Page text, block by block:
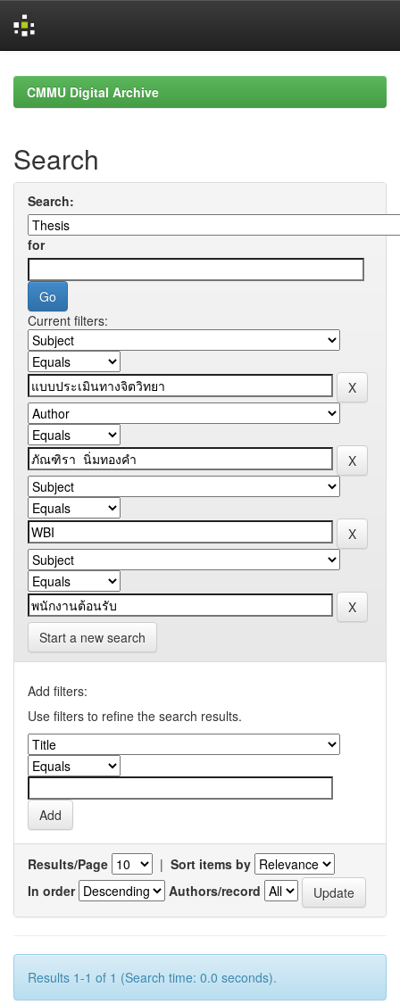
navigationCMMU Digital Archive
Search
Search:
for
Current filters:
Start a new search
Add filters:
Use filters to refine the search results.
Results/Page | Sort items by
In order
Authors/record
Results 1-1 of 1 (Search time: 0.0 seconds).